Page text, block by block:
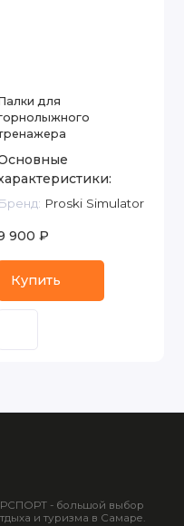
для
Бренд: Proski Simulator
900 ₽
Купить
- большой выбор
и туризма в Самаре.